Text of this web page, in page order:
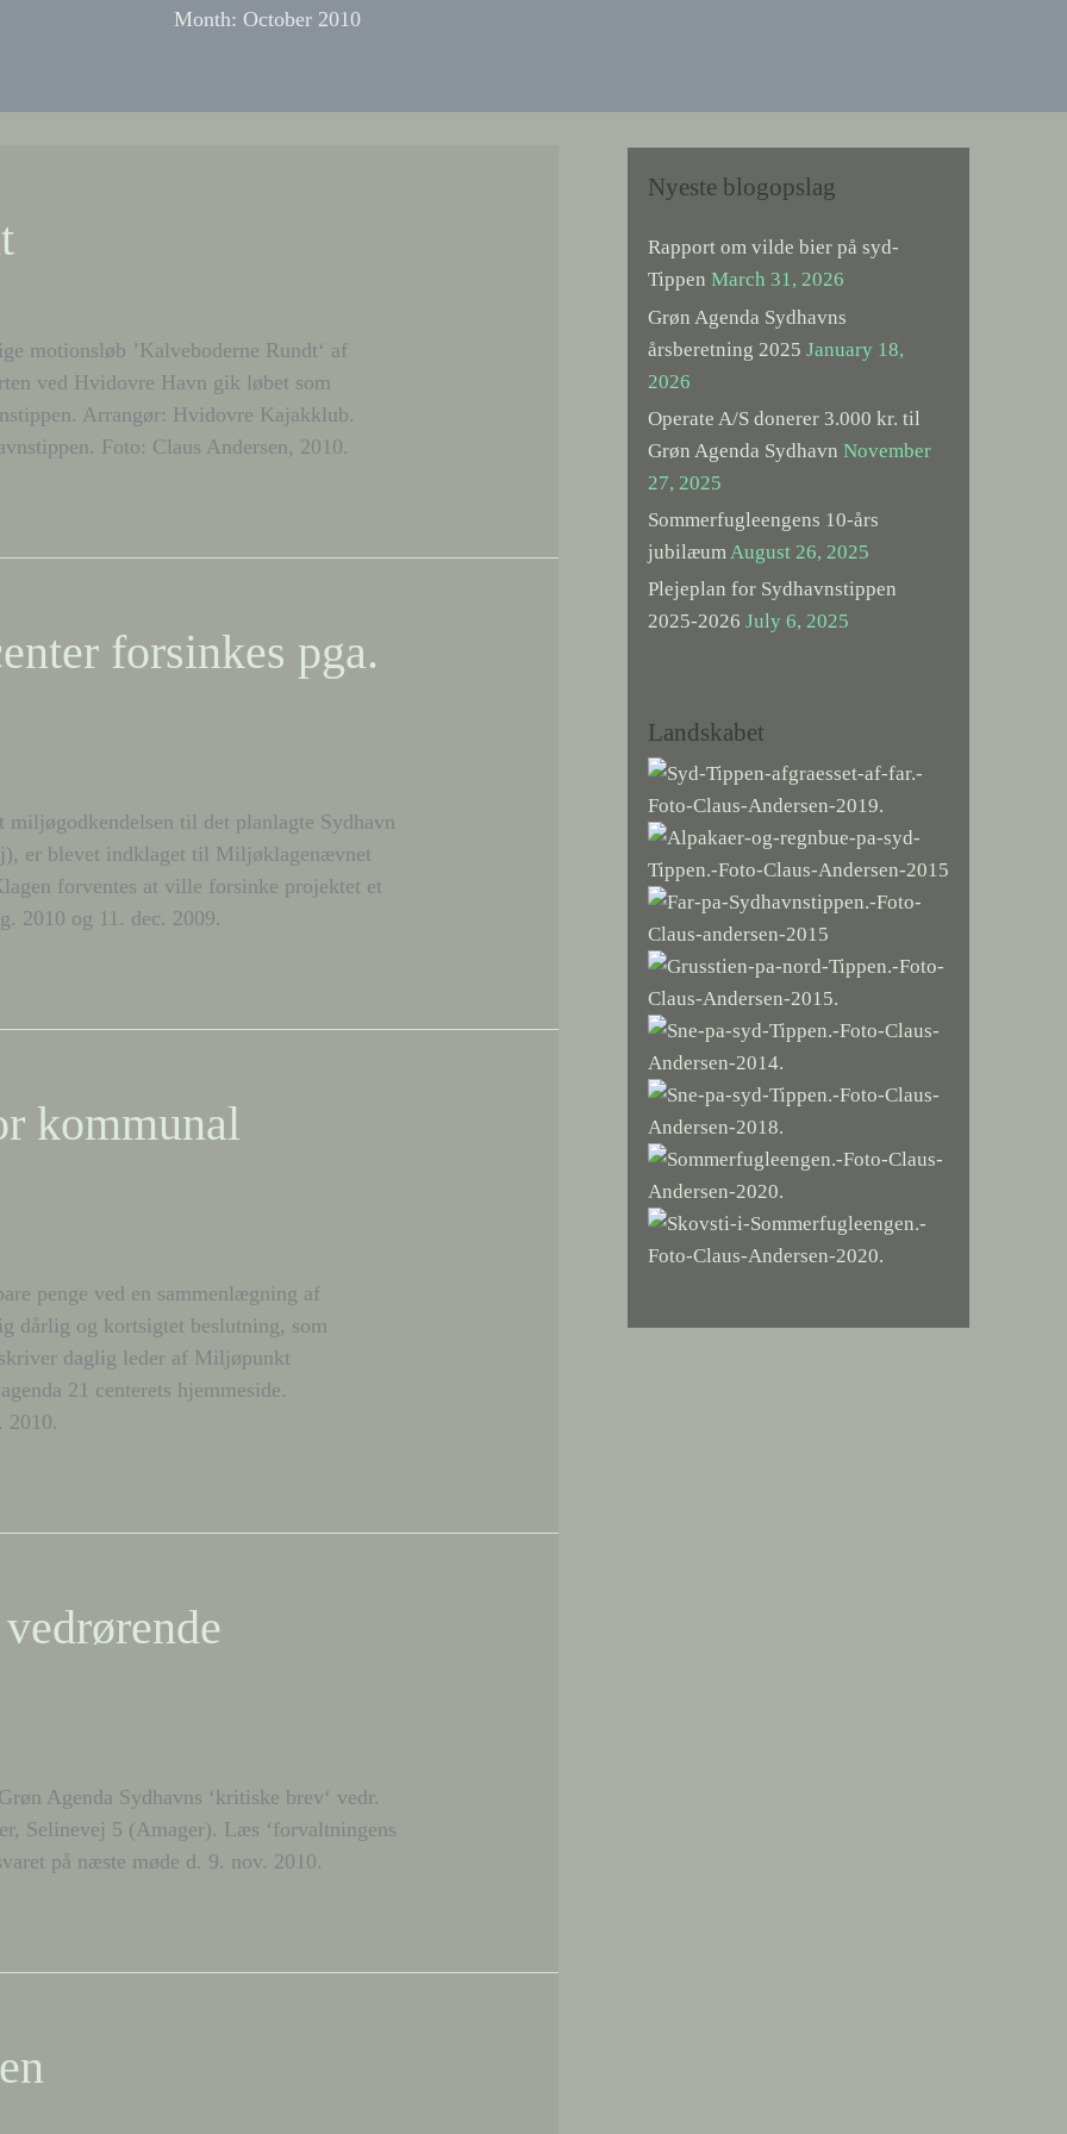
Month: October 2010
motionsløb ’Kalveboderne Rundt‘ af
ved Hvidovre Havn gik løbet som
Arrangør: Hvidovre Kajakklub.
Foto: Claus Andersen, 2010.
forsinkes pga.
til det planlagte Sydhavn
er blevet indklaget til Miljøklagenævnet
forventes at ville forsinke projektet et
2010 og 11. dec. 2009.
kommunal
penge ved en sammenlægning af
dårlig og kortsigtet beslutning, som
daglig leder af Miljøpunkt
21 centerets hjemmeside.
2010.
Agenda Sydhavns ‘kritiske brev‘ vedr.
Selinevej 5 (Amager). Læs ‘forvaltningens
på næste møde d. 9. nov. 2010.
Nyeste blogopslag
Rapport om vilde bier på syd-
Tippen March 31, 2026
Grøn Agenda Sydhavns
årsberetning 2025 January 18,
2026
Operate A/S donerer 3.000 kr. til
Grøn Agenda Sydhavn November
27, 2025
Sommerfugleengens 10-års
jubilæumAugust 26, 2025
Plejeplan for Sydhavnstippen
2025-2026 July 6, 2025
Landskabet